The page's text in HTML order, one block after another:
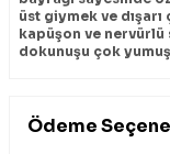
üst giymek ve
kapüşon ve
dokunuşu çok
Ödeme